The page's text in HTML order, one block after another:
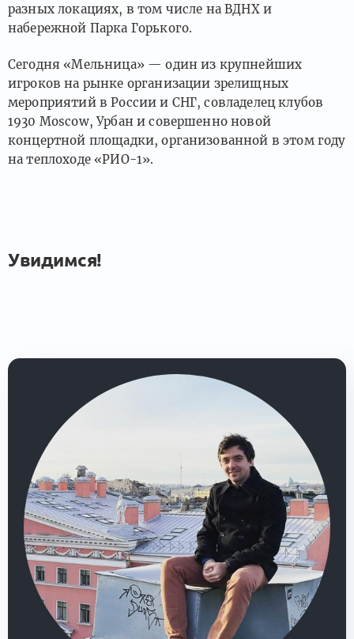
разных локациях, в том числе на ВДНХ и
набережной Парка Горького.
Сегодня «Мельница» — один из крупнейших
игроков на рынке организации зрелищных
мероприятий в России и СНГ, совладелец клубов
1930 Moscow, Урбан и совершенно новой
концертной площадки, организованной в этом году
на теплоходе «РИО-1».
Увидимся!